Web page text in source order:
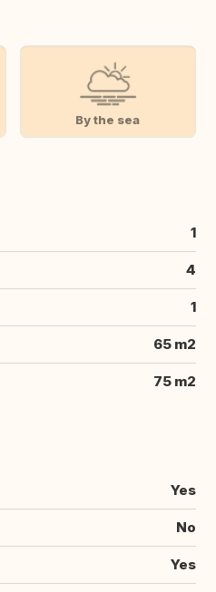
By the sea
1
4
1
65 m2
75 m2
Yes
No
Yes